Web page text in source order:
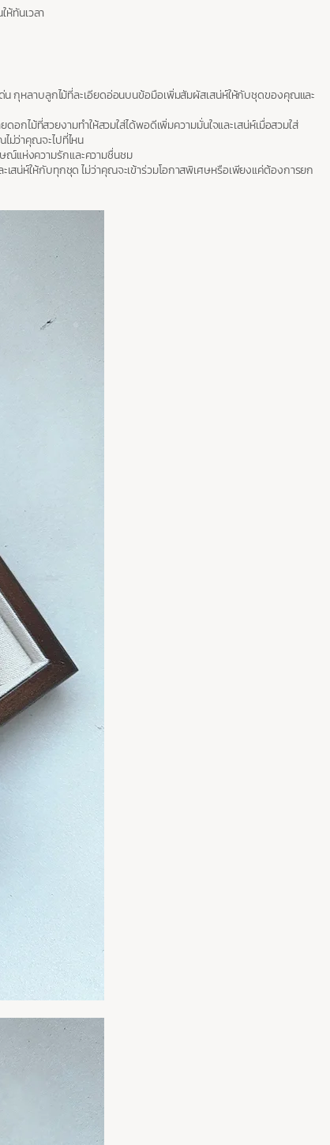
ทันเวลา
กุหลาบลูกไม้ที่ละเอียดอ่อนบนข้อมือเพิ่มสัมผัสเสน่ห์ให้กับชุดของคุณและ
ม้ที่สวยงามทำให้สวมใส่ได้พอดีเพิ่มความมั่นใจและเสน่ห์เมื่อสวมใส่
ม่ว่าคุณจะไปที่ไหน
แห่งความรักและความชื่นชม
สน่ห์ให้กับทุกชุด ไม่ว่าคุณจะเข้าร่วมโอกาสพิเศษหรือเพียงแค่ต้องการยก